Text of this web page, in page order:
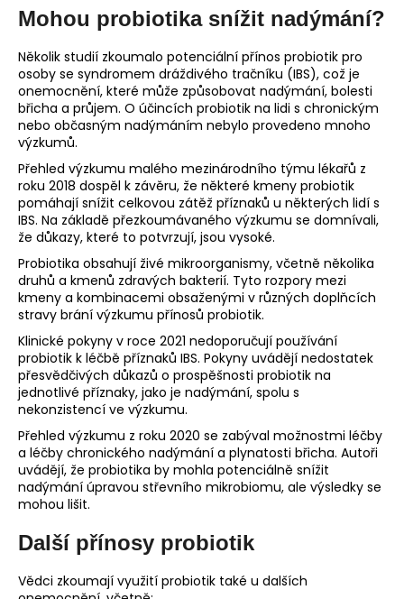
Mohou probiotika snížit nadýmání?
Několik studií zkoumalo potenciální přínos probiotik pro
osoby se syndromem dráždivého tračníku (IBS), což je
onemocnění, které může způsobovat nadýmání, bolesti
břicha a průjem. O účincích probiotik na lidi s chronickým
nebo občasným nadýmáním nebylo provedeno mnoho
výzkumů.
Přehled výzkumu malého mezinárodního týmu lékařů z
roku 2018 dospěl k závěru, že některé kmeny probiotik
pomáhají snížit celkovou zátěž příznaků u některých lidí s
IBS. Na základě přezkoumávaného výzkumu se domnívali,
že důkazy, které to potvrzují, jsou vysoké.
Probiotika obsahují živé mikroorganismy, včetně několika
druhů a kmenů zdravých bakterií. Tyto rozpory mezi
kmeny a kombinacemi obsaženými v různých doplňcích
stravy brání výzkumu přínosů probiotik.
Klinické pokyny v roce 2021 nedoporučují používání
probiotik k léčbě příznaků IBS. Pokyny uvádějí nedostatek
přesvědčivých důkazů o prospěšnosti probiotik na
jednotlivé příznaky, jako je nadýmání, spolu s
nekonzistencí ve výzkumu.
Přehled výzkumu z roku 2020 se zabýval možnostmi léčby
a léčby chronického nadýmání a plynatosti břicha. Autoři
uvádějí, že probiotika by mohla potenciálně snížit
nadýmání úpravou střevního mikrobiomu, ale výsledky se
mohou lišit.
Další přínosy probiotik
Vědci zkoumají využití probiotik také u dalších